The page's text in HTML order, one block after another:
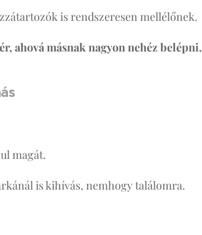
is rendszeresen mellélőnek.
ahová másnak nagyon nehéz belépni.
magát.
is kihívás, nemhogy találomra.